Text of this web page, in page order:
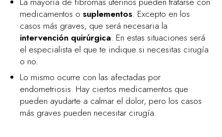
medicamentos o suplementos. Excepto en los
casos más graves, que será necesaria la
intervención quirúrgica. En estas situaciones será
el especialista el que te indique si necesitas cirugía
o no.
Lo mismo ocurre con las afectadas por
endometriosis. Hay ciertos medicamentos que
pueden ayudarte a calmar el dolor, pero los casos
más graves pueden necesitar cirugía.